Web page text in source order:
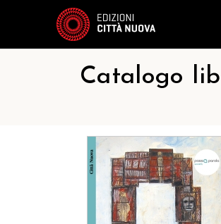
Catalogo